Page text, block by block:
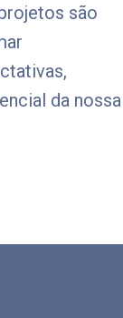
são
da nossa